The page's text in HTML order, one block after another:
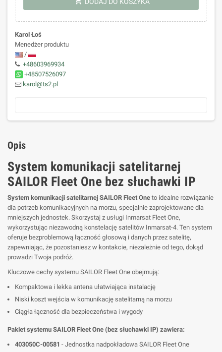
Karol Łoś
Menedżer produktu
/
+48603969934
+48507526097
karol@ts2.pl
Opis
System komunikacji satelitarnej
SAILOR Fleet One bez słuchawki IP
System komunikacji satelitarnej SAILOR Fleet One to idealne rozwiązanie
dla potrzeb komunikacyjnych na morzu, specjalnie zaprojektowane dla
mniejszych jednostek. Skorzystaj z usługi Inmarsat Fleet One,
wykorzystując niezawodną konstelację satelitów Inmarsat-4. Ten system
oferuje bezproblemową łączność głosową i danych przez satelitę,
zapewniając, że pozostaniesz w kontakcie, niezależnie od tego, dokąd
prowadzi Twoja podróż.
Kluczowe cechy systemu SAILOR Fleet One obejmują:
Kompaktowa i lekka antena ułatwiająca instalację
Niski koszt wejścia w komunikację satelitarną na morzu
Ciągła łączność dla bezpieczeństwa i wygody
Pakiet systemu SAILOR Fleet One (bez słuchawki IP) zawiera:
403050C-00581 - Jednostka nadpokładowa SAILOR Fleet One